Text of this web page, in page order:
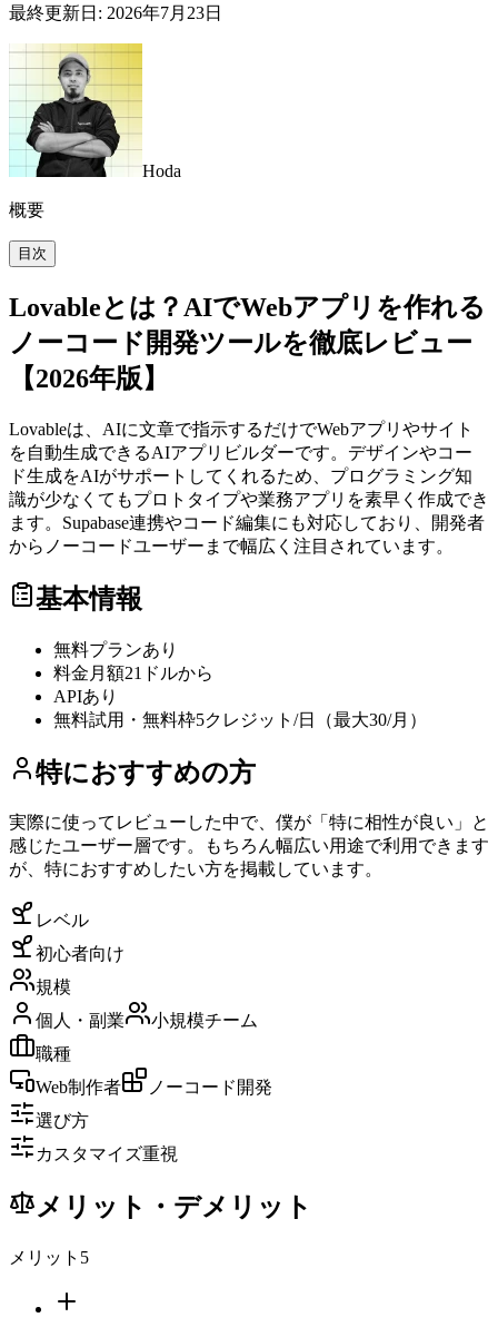
最終更新日: 2026年7月23日
Hoda
概要
目次
Lovableとは？AIでWebアプリを作れる
ノーコード開発ツールを徹底レビュー
【2026年版】
Lovableは、AIに文章で指示するだけでWebアプリやサイト
を自動生成できるAIアプリビルダーです。デザインやコー
ド生成をAIがサポートしてくれるため、プログラミング知
識が少なくてもプロトタイプや業務アプリを素早く作成でき
ます。Supabase連携やコード編集にも対応しており、開発者
からノーコードユーザーまで幅広く注目されています。
基本情報
無料プランあり
料金 月額21ドルから
APIあり
無料試用・無料枠5クレジット/日（最大30/月）
特におすすめの方
実際に使ってレビューした中で、僕が「特に相性が良い」と
感じたユーザー層です。もちろん幅広い用途で利用できます
が、特におすすめしたい方を掲載しています。
レベル
初心者向け
規模
個人・副業
小規模チーム
職種
Web制作者
ノーコード開発
選び方
カスタマイズ重視
メリット・デメリット
メリット 5